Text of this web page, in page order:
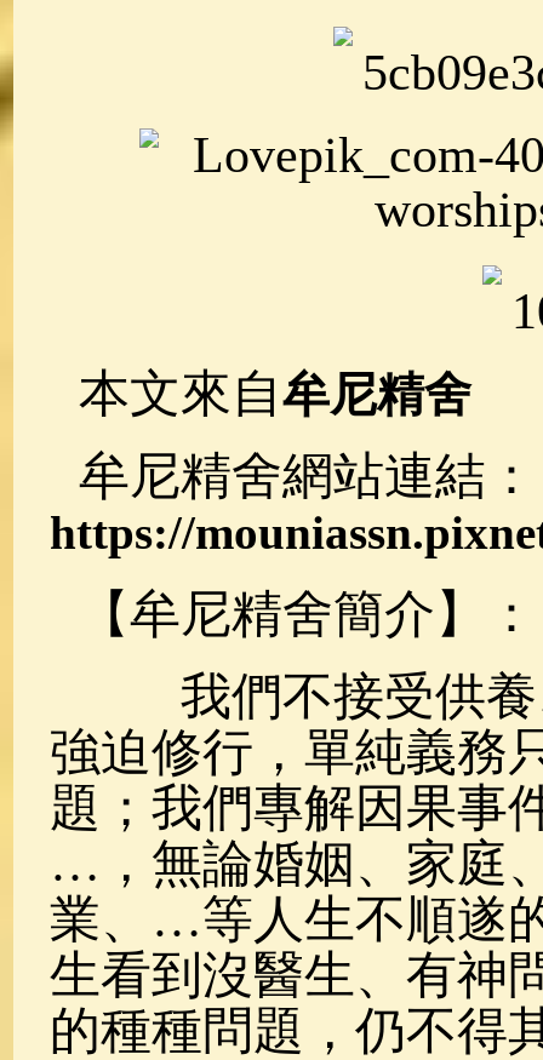
本文來自牟尼精舍
牟尼精舍網站連結：
https://
【牟尼精舍簡介】：
我們不接受供養
強迫修行，單純義務
題；我們專解因果事
…，無論婚姻、家庭
業、…等人生不順遂
生看到沒醫生、有神
的種種問題，仍不得